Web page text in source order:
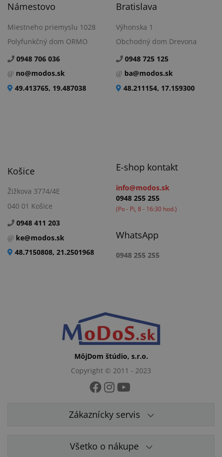
Námestovo
Miestneho priemyslu 1028
Polyfunkčný dom ORMO
0948 706 036
no@modos.sk
49.413765, 19.487038
Bratislava
Výhonska 1
Obchodný dom Drevona
0948 725 125
ba@modos.sk
48.211154, 17.159300
Košice
Žižkova 3774/4E
040 01 Košice
0948 411 203
ke@modos.sk
48.7150808, 21.2501968
E-shop kontakt
info@modos.sk
0948 255 255
(Po - Pi, 8 - 16:30 hod.)
WhatsApp
0948 255 255
MôjDom štúdio, s.r.o.
Copyright © 2011 - 2023
Zákaznícky servis
Všetko o nákupe